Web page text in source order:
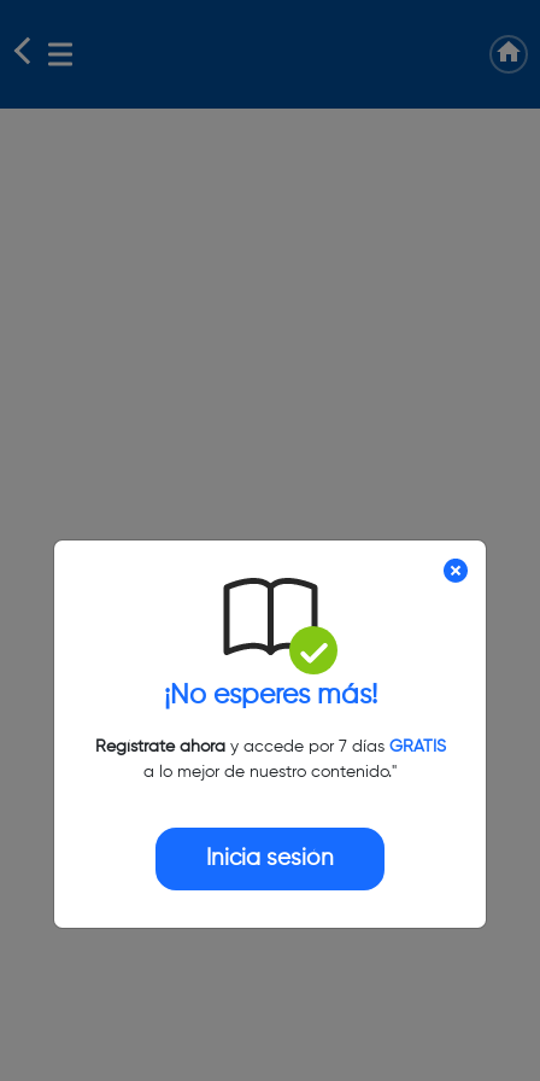
¡No esperes más!
Regístrate ahoray accede por 7 días GRATIS
a lo mejor de nuestro contenido."
Inicia sesión